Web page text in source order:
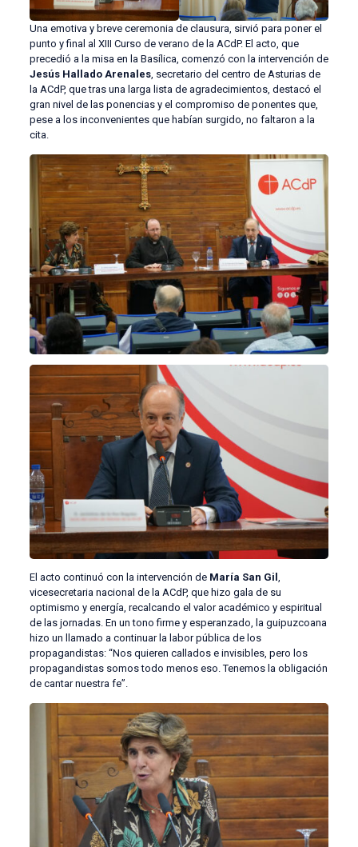
Una emotiva y breve ceremonia de clausura, sirvió para poner el
punto y final al XIII Curso de verano de la ACdP. El acto, que
precedió a la misa en la Basílica, comenzó con la intervención de
Jesús Hallado Arenales, secretario del centro de Asturias de
la ACdP, que tras una larga lista de agradecimientos, destacó el
gran nivel de las ponencias y el compromiso de ponentes que,
pese a los inconvenientes que habían surgido, no faltaron a la
cita.
El acto continuó con la intervención de María San Gil
vicesecretaria nacional de la ACdP, que hizo gala de su
optimismo y energía, recalcando el valor académico y espiritual
de las jornadas. En un tono firme y esperanzado, la guipuzcoana
hizo un llamado a continuar la labor pública de los
propagandistas: “Nos quieren callados e invisibles, pero los
propagandistas somos todo menos eso. Tenemos la obligación
de cantar nuestra fe”.